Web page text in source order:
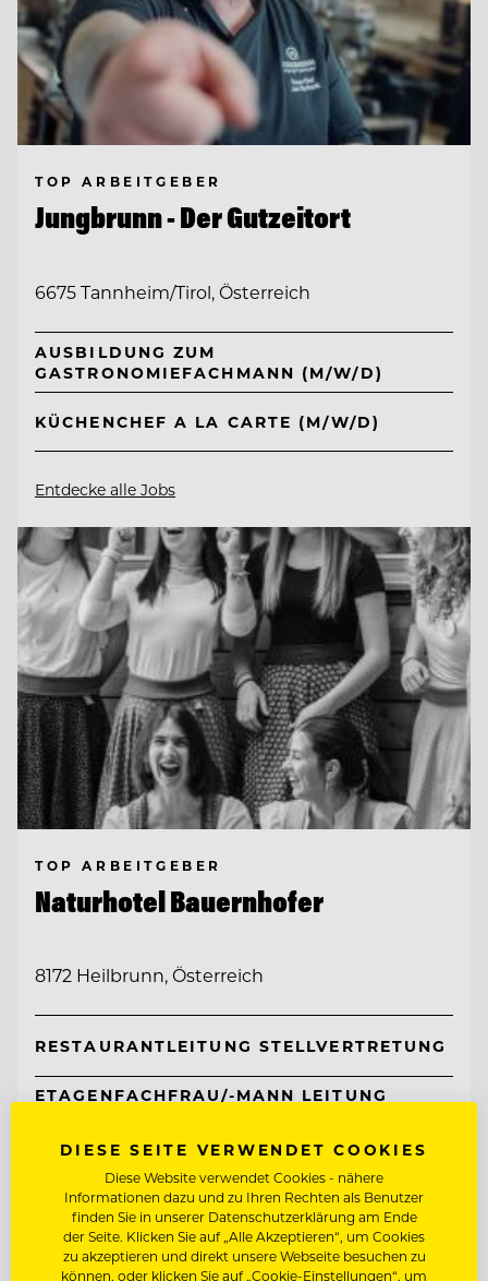
TOP ARBEITGEBER
Jungbrunn - Der Gutzeitort
6675 Tannheim/Tirol, Österreich
AUSBILDUNG ZUM
GASTRONOMIEFACHMANN (M/W/D)
KÜCHENCHEF A LA CARTE (M/W/D)
Entdecke alle Jobs
TOP ARBEITGEBER
Naturhotel Bauernhofer
8172 Heilbrunn, Österreich
RESTAURANTLEITUNG STELLVERTRETUNG
ETAGENFACHFRAU/-MANN LEITUNG
Entdecke alle Jobs
DIESE SEITE VERWENDET COOKIES
Diese Website verwendet Cookies - nähere
Informationen dazu und zu Ihren Rechten als Benutzer
finden Sie in unserer Datenschutzerklärung am Ende
der Seite. Klicken Sie auf „Alle Akzeptieren“, um Cookies
zu akzeptieren und direkt unsere Webseite besuchen zu
können, oder klicken Sie auf „Cookie-Einstellungen“, um